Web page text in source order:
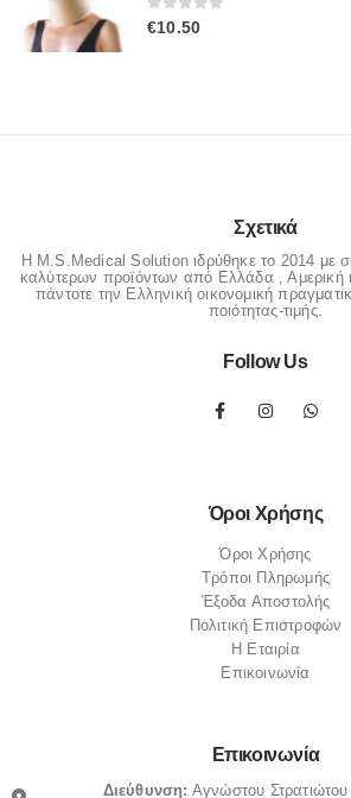
0out of 5
€10.50
Σχετικά
Η M.S.Medical Solution ιδρύθηκε το 2014 με
καλύτερων προϊόντων από Ελλάδα , Αμερική
πάντοτε την Ελληνική οικονομική
ποιότητας-τιμής.
Follow Us
Όροι Χρήσης
Όροι Χρήσης
Τρόποι Πληρωμής
Έξοδα Αποστολής
Πολιτική Επιστροφών
Η Εταιρία
Επικοινωνία
Επικοινωνία
Διεύθυνση: Αγνώστου